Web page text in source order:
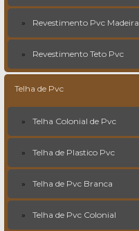
Revestimento Pvc Madeira
Revestimento Teto Pvc
Telha de Pvc
Telha Colonial de Pvc
Telha de Plastico Pvc
Telha de Pvc Branca
Telha de Pvc Colonial